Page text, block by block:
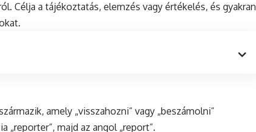
Célja a tájékoztatás, elemzés vagy értékelés, és gyakran
amely „visszahozni” vagy „beszámolni”
„reporter”, majd az angol „report”.